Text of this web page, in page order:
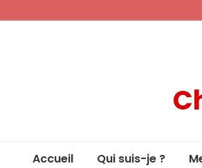
Accueil Qui suis-je ?